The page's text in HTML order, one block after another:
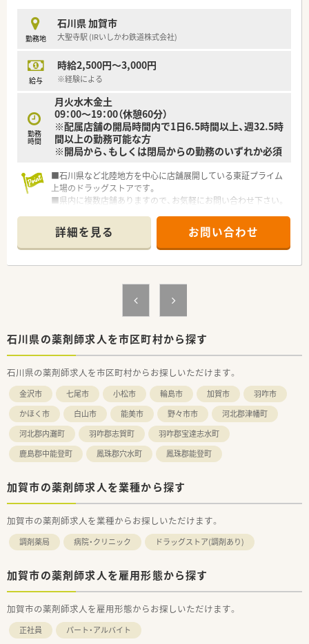
勤務地
石川県 加賀市
大聖寺駅 (IRいしかわ鉄道株式会社)
給与
時給2,500円～3,000円
※経験による
勤務
時間
月火水木金土
09：00～19：00（休憩60分）
※配属店舗の開局時間内で1日6.5時間以上、週32.5時
間以上の勤務可能な方
※開局から、もしくは閉局からの勤務のいずれか必須
■石川県など北陸地方を中心に店舗展開している東証プライム
上場のドラッグストアです。
■県内に複数店舗ありますので、お気軽にお問い合わせ下さい。
未経験の方やブランクのある方でも安心して就業いただけま
す。
詳細を見る お問い合わせ
石川県の薬剤師求人を市区町村から探す
石川県の薬剤師求人を市区町村からお探しいただけます。
金沢市 七尾市 小松市 輪島市 加賀市
羽咋市
かほく市
白山市 能美市 野々市市
河北郡津幡町
河北郡内灘町
羽咋郡志賀町
羽咋郡宝達志水町
鹿島郡中能登町
鳳珠郡穴水町 鳳珠郡能登町
加賀市の薬剤師求人を業種から探す
加賀市の薬剤師求人を業種からお探しいただけます。
調剤薬局 病院・クリニック ドラッグストア(調剤あり)
加賀市の薬剤師求人を雇用形態から探す
加賀市の薬剤師求人を雇用形態からお探しいただけます。
正社員 パート・アルバイト